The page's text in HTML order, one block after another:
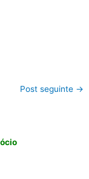
Post seguinte →